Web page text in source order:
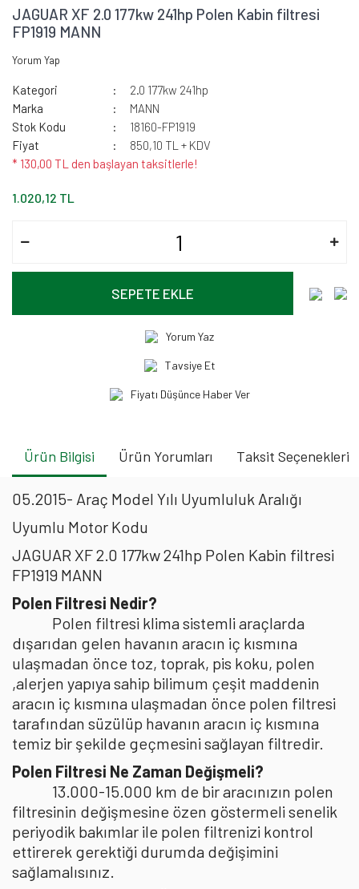
JAGUAR XF 2.0 177kw 241hp Polen Kabin filtresi
FP1919 MANN
Yorum Yap
Kategori
2.0 177kw 241hp
Marka
MANN
Stok Kodu
18160-FP1919
Fiyat
850,10 TL + KDV
* 130,00 TL den başlayan taksitlerle!
1.020,12 TL
SEPETE EKLE
Yorum Yaz
Tavsiye Et
Fiyatı Düşünce Haber Ver
Ürün Bilgisi Ürün Yorumları Taksit Seçenekleri
05.2015- Araç Model Yılı Uyumluluk Aralığı
Uyumlu Motor Kodu
JAGUAR XF 2.0 177kw 241hp Polen Kabin filtresi
FP1919 MANN
Polen Filtresi Nedir?
Polen filtresi klima sistemli araçlarda
dışarıdan gelen havanın aracın iç kısmına
ulaşmadan önce toz, toprak, pis koku, polen
,alerjen yapıya sahip bilimum çeşit maddenin
aracın iç kısmına ulaşmadan önce polen filtresi
tarafından süzülüp havanın aracın iç kısmına
temiz bir şekilde geçmesini sağlayan filtredir.
Polen Filtresi Ne Zaman Değişmeli?
13.000-15.000 km de bir aracınızın polen
filtresinin değişmesine özen göstermeli senelik
periyodik bakımlar ile polen filtrenizi kontrol
ettirerek gerektiği durumda değişimini
sağlamalısınız.